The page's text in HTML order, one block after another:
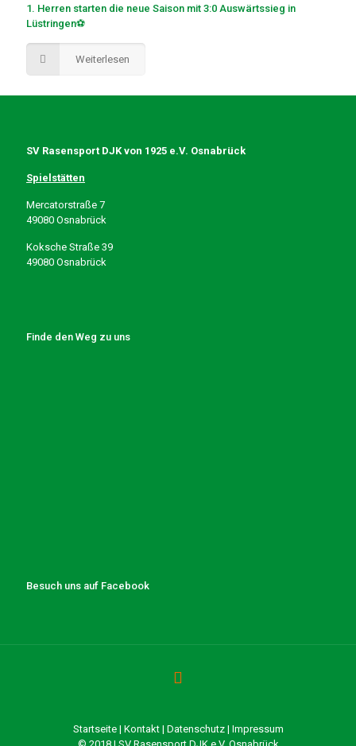
1. Herren starten die neue Saison mit 3:0 Auswärtssieg in
Lüstringen⚽
Weiterlesen
SV Rasensport DJK von 1925 e.V. Osnabrück
Spielstätten
Mercatorstraße 7
49080 Osnabrück
Koksche Straße 39
49080 Osnabrück
Finde den Weg zu uns
Besuch uns auf Facebook
Startseite| Kontakt| Datenschutz| Impressum